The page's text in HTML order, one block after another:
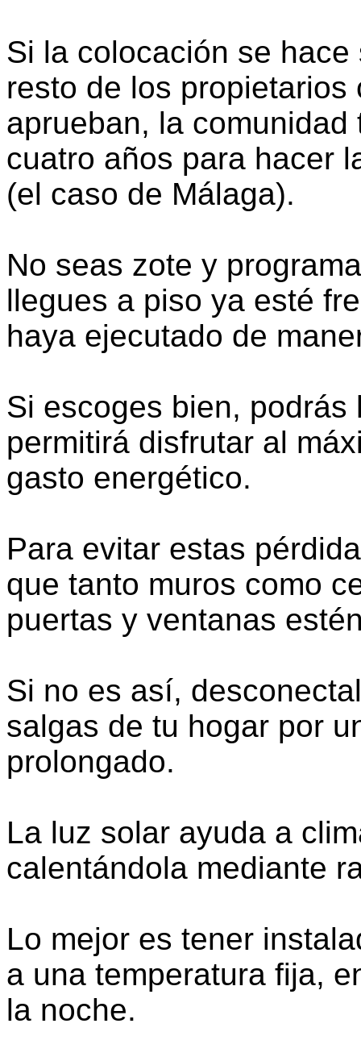
Si la colocación se
resto de los
aprueban, la
cuatro años para hacer
(el caso de Málaga).
No seas zote y
llegues a piso ya esté
haya ejecutado de
Si escoges bien,
permitirá disfrutar al
gasto energético.
Para evitar estas
que tanto muros como
puertas y ventanas
Si no es así,
salgas de tu hogar por
prolongado.
La luz solar ayuda a
calentándola mediante
Lo mejor es tener
a una temperatura fija,
la noche.